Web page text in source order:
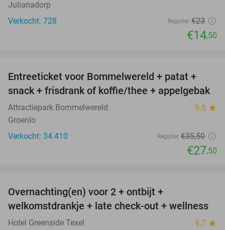
Julianadorp
Verkocht: 728
Regulier €23
€14,50
23%
Entreeticket voor Bommelwereld + patat +
snack + frisdrank of koffie/thee + appelgebak
Attractiepark Bommelwereld 9.5 star
Groenlo
Verkocht: 34.410
Regulier €35,50
€27,50
Overnachting(en) voor 2 + ontbijt +
welkomstdrankje + late check-out + wellness
Hotel Greenside Texel 9.7 star